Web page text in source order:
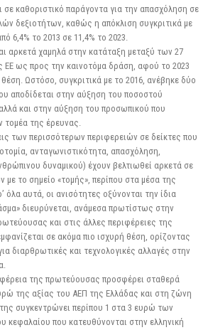
σε καθοριστικό παράγοντα για την απασχόληση σε
δεξιοτήτων, καθώς η απόκλιση συγκριτικά με
6,4% το 2013 σε 11,4% το 2023.
αρκετά χαμηλά στην κατάταξη μεταξύ των 27
ΕΕ ως προς την καινοτόμα δράση, αφού το 2023
Ωστόσο, συγκριτικά με το 2016, ανέβηκε δύο
αποδίδεται στην αύξηση του ποσοστού
και στην αύξηση του προσωπικού που
τομέα της έρευνας.
των περισσότερων περιφερειών σε δείκτες που
ανταγωνιστικότητα, απασχόληση,
δυναμικού) έχουν βελτιωθεί αρκετά σε
με το σημείο «τομής», περίπου στα μέσα της
όλα αυτά, οι ανισότητες οξύνονται την ίδια
διευρύνεται, ανάμεσα πρωτίστως στην
και στις άλλες περιφέρειες της
σε ακόμα πιο ισχυρή θέση, ορίζοντας
διαρθρωτικές και τεχνολογικές αλλαγές στην
της πρωτεύουσας προσφέρει σταθερά
της αξίας του ΑΕΠ της Ελλάδας και στη ζώνη
συγκεντρώνει περίπου 1 στα 3 ευρώ των
κεφαλαίου που κατευθύνονται στην ελληνική